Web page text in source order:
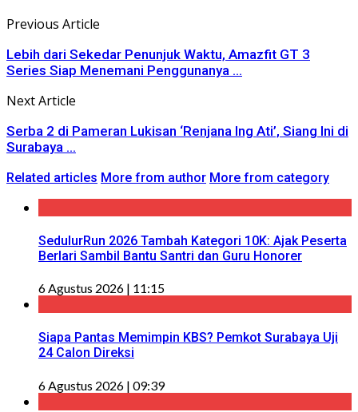
Previous Article
Lebih dari Sekedar Penunjuk Waktu, Amazfit GT 3
Series Siap Menemani Penggunanya ...
Next Article
Serba 2 di Pameran Lukisan ‘Renjana Ing Ati’, Siang Ini di
Surabaya ...
Related articles More from author More from category
SedulurRun 2026 Tambah Kategori 10K: Ajak Peserta
Berlari Sambil Bantu Santri dan Guru Honorer
6 Agustus 2026 | 11:15
Siapa Pantas Memimpin KBS? Pemkot Surabaya Uji
24 Calon Direksi
6 Agustus 2026 | 09:39